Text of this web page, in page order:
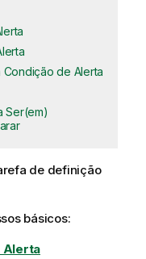
de Alerta
Ser(em)
de definição
básicos:
Alerta